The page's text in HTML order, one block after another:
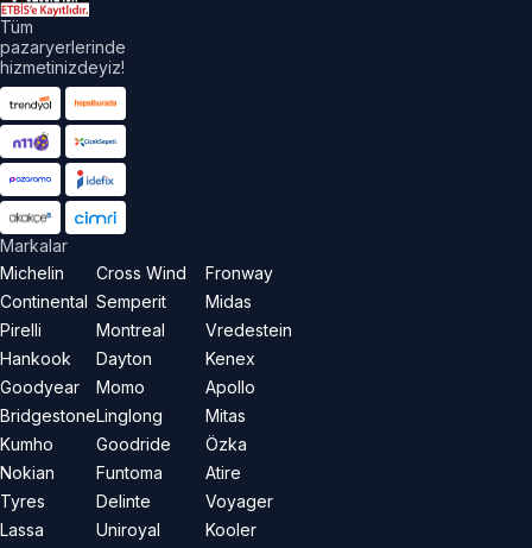
Tüm
pazaryerlerinde
hizmetinizdeyiz!
Markalar
Michelin
Continental
Pirelli
Hankook
Goodyear
Bridgestone
Kumho
Nokian
Tyres
Lassa
Cross Wind
Semperit
Montreal
Dayton
Momo
Linglong
Goodride
Funtoma
Delinte
Uniroyal
Fronway
Midas
Vredestein
Kenex
Apollo
Mitas
Özka
Atire
Voyager
Kooler